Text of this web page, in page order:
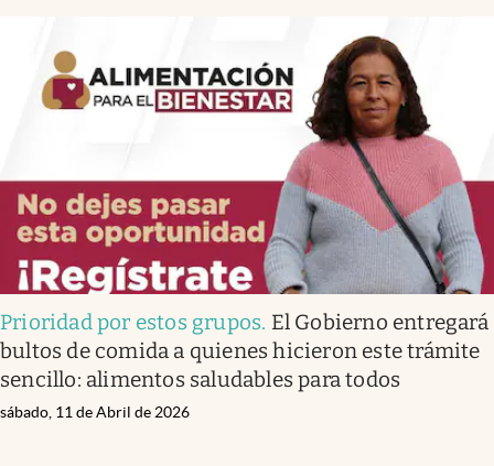
Prioridad por estos grupos. El Gobierno entregará
bultos de comida a quienes hicieron este trámite
sencillo: alimentos saludables para todos
sábado, 11 de Abril de 2026